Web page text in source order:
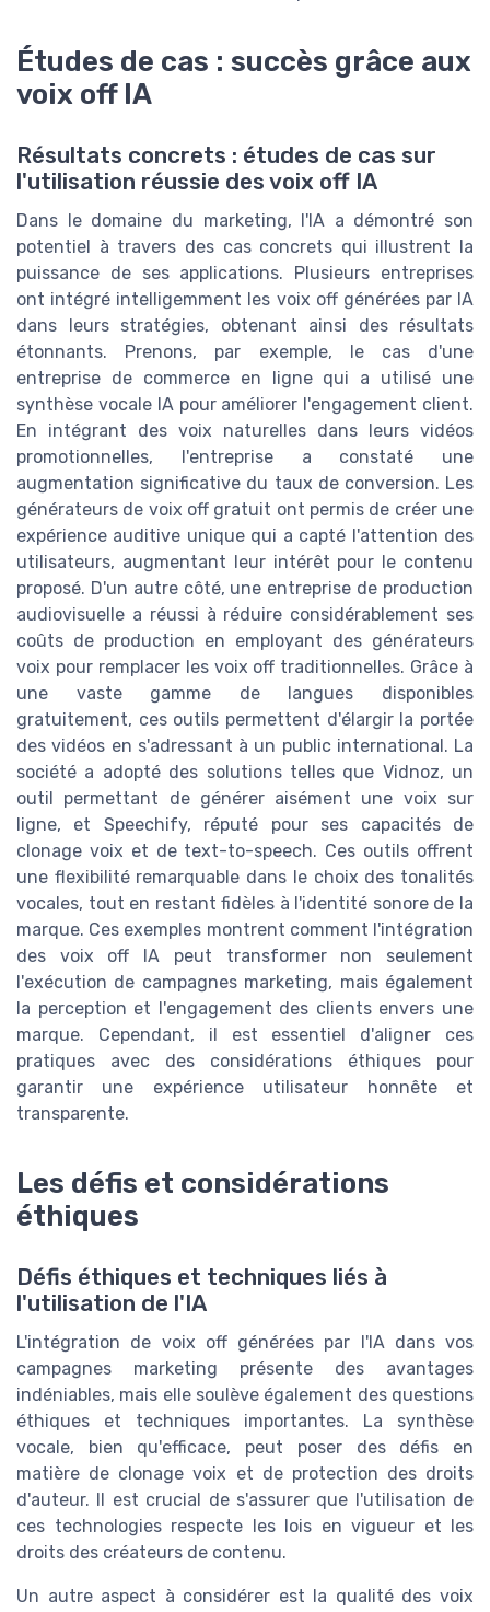
Études de cas : succès grâce aux
voix off IA
Résultats concrets : études de cas sur
l'utilisation réussie des voix off IA
Dans le domaine du marketing, l'IA a démontré son
potentiel à travers des cas concrets qui illustrent la
puissance de ses applications. Plusieurs entreprises
ont intégré intelligemment les voix off générées par IA
dans leurs stratégies, obtenant ainsi des résultats
étonnants. Prenons, par exemple, le cas d'une
entreprise de commerce en ligne qui a utilisé une
synthèse vocale IA pour améliorer l'engagement client.
En intégrant des voix naturelles dans leurs vidéos
promotionnelles, l'entreprise a constaté une
augmentation significative du taux de conversion. Les
générateurs de voix off gratuit ont permis de créer une
expérience auditive unique qui a capté l'attention des
utilisateurs, augmentant leur intérêt pour le contenu
proposé. D'un autre côté, une entreprise de production
audiovisuelle a réussi à réduire considérablement ses
coûts de production en employant des générateurs
voix pour remplacer les voix off traditionnelles. Grâce à
une vaste gamme de langues disponibles
gratuitement, ces outils permettent d'élargir la portée
des vidéos en s'adressant à un public international. La
société a adopté des solutions telles que Vidnoz, un
outil permettant de générer aisément une voix sur
ligne, et Speechify, réputé pour ses capacités de
clonage voix et de text-to-speech. Ces outils offrent
une flexibilité remarquable dans le choix des tonalités
vocales, tout en restant fidèles à l'identité sonore de la
marque. Ces exemples montrent comment l'intégration
des voix off IA peut transformer non seulement
l'exécution de campagnes marketing, mais également
la perception et l'engagement des clients envers une
marque. Cependant, il est essentiel d'aligner ces
pratiques avec des considérations éthiques pour
garantir une expérience utilisateur honnête et
transparente.
Les défis et considérations
éthiques
Défis éthiques et techniques liés à
l'utilisation de l'IA
L'intégration de voix off générées par l'IA dans vos
campagnes marketing présente des avantages
indéniables, mais elle soulève également des questions
éthiques et techniques importantes. La synthèse
vocale, bien qu'efficace, peut poser des défis en
matière de clonage voix et de protection des droits
d'auteur. Il est crucial de s'assurer que l'utilisation de
ces technologies respecte les lois en vigueur et les
droits des créateurs de contenu.
Un autre aspect à considérer est la qualité des voix